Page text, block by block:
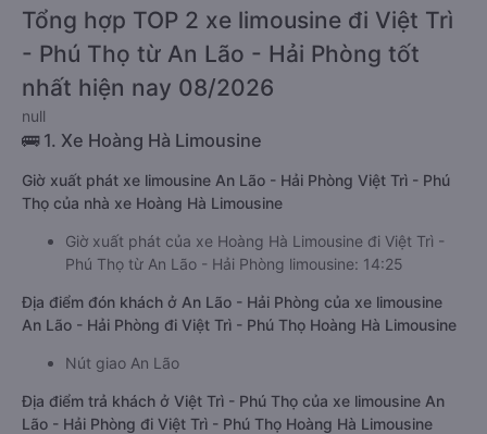
Tổng hợp TOP 2 xe limousine đi Việt Trì
- Phú Thọ từ An Lão - Hải Phòng tốt
nhất hiện nay 08/2026
null
🚌 1. Xe Hoàng Hà Limousine
Giờ xuất phát xe limousine An Lão - Hải Phòng Việt Trì - Phú
Thọ của nhà xe Hoàng Hà Limousine
Giờ xuất phát của xe Hoàng Hà Limousine đi Việt Trì -
Phú Thọ từ An Lão - Hải Phòng limousine: 14:25
Địa điểm đón khách ở An Lão - Hải Phòng của xe limousine
An Lão - Hải Phòng đi Việt Trì - Phú Thọ Hoàng Hà Limousine
Nút giao An Lão
Địa điểm trả khách ở Việt Trì - Phú Thọ của xe limousine An
Lão - Hải Phòng đi Việt Trì - Phú Thọ Hoàng Hà Limousine